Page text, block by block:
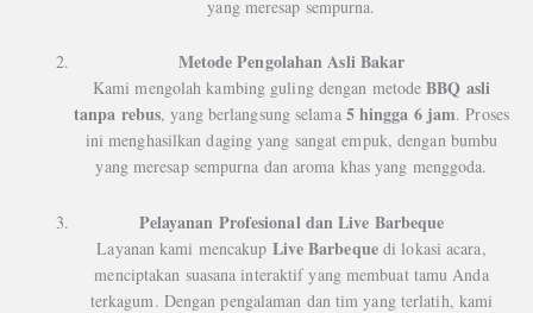
yang meresap sempurna.
Metode Pengolahan Asli Bakar
Kami mengolah kambing guling dengan metodeBBQ asli
tanpa rebus, yang berlangsung selama 5 hingga 6 jam. Proses
ini menghasilkan daging yang sangat empuk, dengan bumbu
yang meresap sempurna dan aroma khas yang menggoda.
Pelayanan Profesional dan Live Barbeque
Layanan kami mencakup Live Barbequedi lokasi acara,
menciptakan suasana interaktif yang membuat tamu Anda
terkagum. Dengan pengalaman dan tim yang terlatih, kami